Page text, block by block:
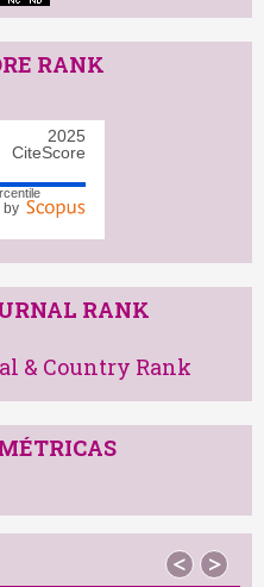
RANK
2025
CiteScore
by
RANK
< >